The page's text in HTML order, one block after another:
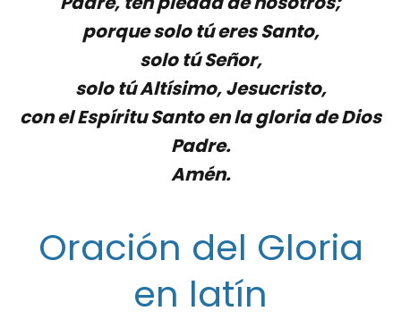
porque solo tú eres Santo,
solo tú Señor,
solo tú Altísimo, Jesucristo,
con el Espíritu Santo en la gloria de Dios
Padre.
Amén.
Oración del Gloria
en latín